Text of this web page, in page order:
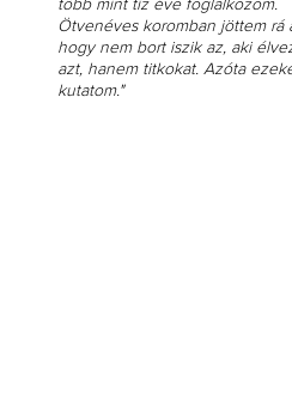
több mint tíz éve foglalkozom.
Ötvenéves koromban jöttem rá
hogy nem bort iszik az, aki
azt, hanem titkokat. Azóta
kutatom."